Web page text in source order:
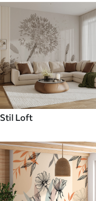
Stil Loft